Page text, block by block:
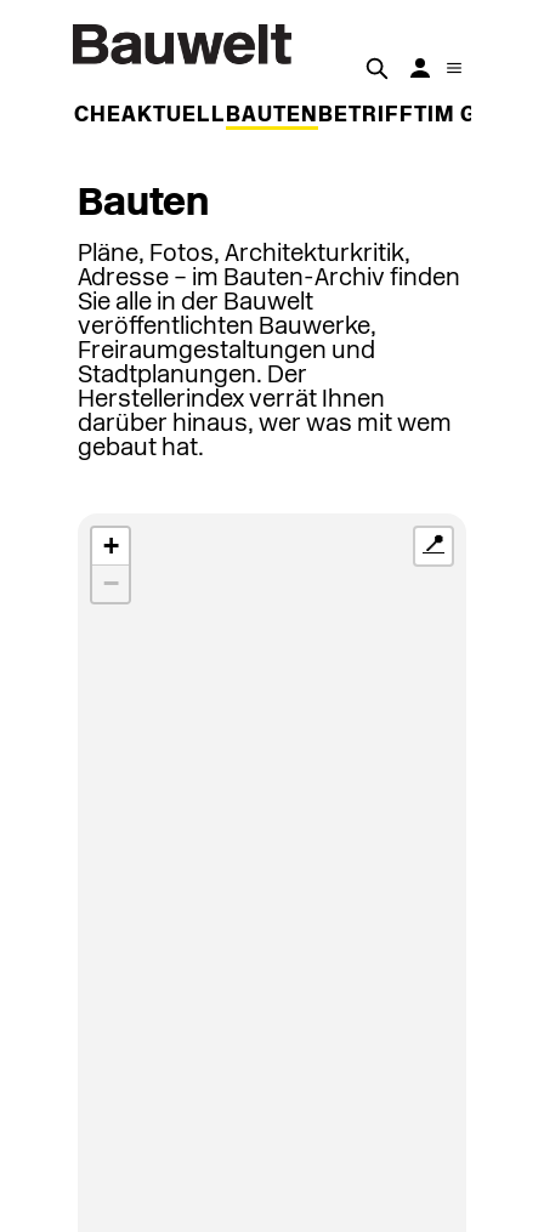
WOCHEAKTUELL BAUTEN BETRIFFT IM
Bauten
Pläne, Fotos, Architekturkritik,
Adresse – im Bauten-Archiv finden
Sie alle in der Bauwelt
veröffentlichten Bauwerke,
Freiraumgestaltungen und
Stadtplanungen. Der
Herstellerindex verrät Ihnen
darüber hinaus, wer was mit wem
gebaut hat.
+
−
📍